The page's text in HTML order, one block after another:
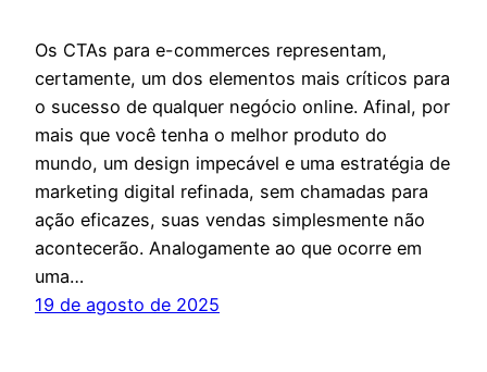
Os CTAs para e-commerces representam,
certamente, um dos elementos mais críticos para
o sucesso de qualquer negócio online. Afinal, por
mais que você tenha o melhor produto do
mundo, um design impecável e uma estratégia de
marketing digital refinada, sem chamadas para
ação eficazes, suas vendas simplesmente não
acontecerão. Analogamente ao que ocorre em
uma…
19 de agosto de 2025